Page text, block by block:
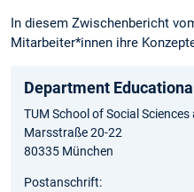
In diesem Zwischenbericht
Mitarbeiter*innen ihre
Department
TUM School of Social
Marsstraße 20-22
80335 München
Postanschrift: